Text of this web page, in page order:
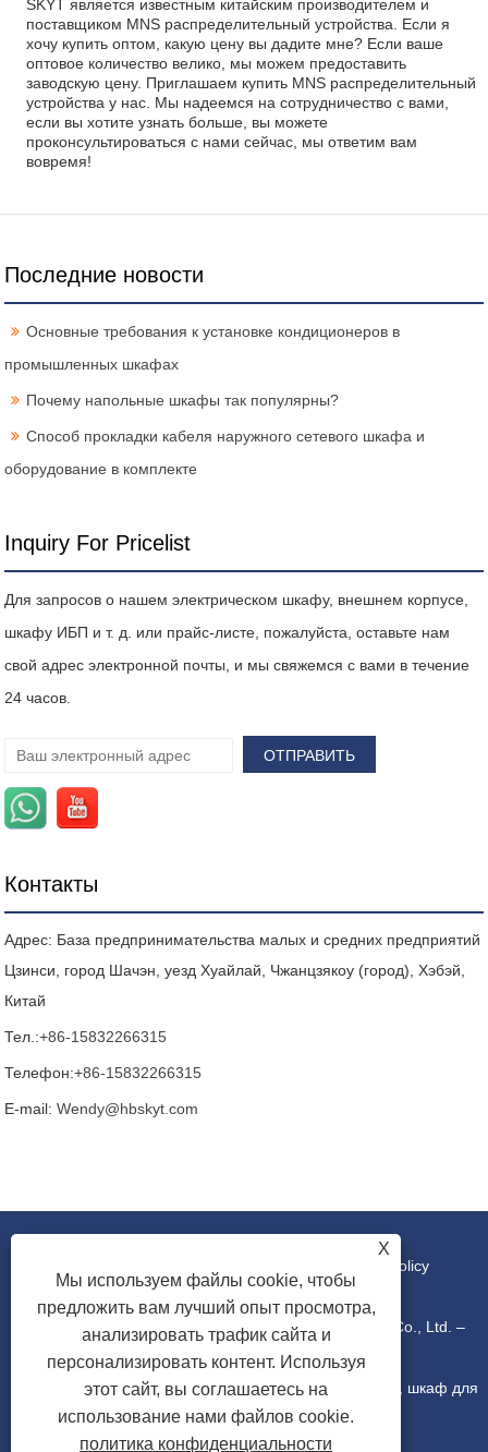
SKYT является известным китайским производителем и
поставщиком MNS распределительный устройства. Если я
хочу купить оптом, какую цену вы дадите мне? Если ваше
оптовое количество велико, мы можем предоставить
заводскую цену. Приглашаем купить MNS распределительный
устройства у нас. Мы надеемся на сотрудничество с вами,
если вы хотите узнать больше, вы можете
проконсультироваться с нами сейчас, мы ответим вам
вовремя!
Последние новости
Основные требования к установке кондиционеров в
промышленных шкафах
Почему напольные шкафы так популярны?
Способ прокладки кабеля наружного сетевого шкафа и
оборудование в комплекте
Inquiry For Pricelist
Для запросов о нашем электрическом шкафу, внешнем корпусе,
шкафу ИБП и т. д. или прайс-листе, пожалуйста, оставьте нам
свой адрес электронной почты, и мы свяжемся с вами в течение
24 часов.
Контакты
Адрес: База предпринимательства малых и средних предприятий
Цзинси, город Шачэн, уезд Хуайлай, Чжанцзякоу (город), Хэбэй,
Китай
Тел.:+86-15832266315
Телефон:+86-15832266315
E-mail:Wendy@hbskyt.com
Privacy Policy
Copyright © 2022 Hebei Shouke Yuantuo Technology Co., Ltd. –
Промышленная консоль, распределительная коробка, шкаф для
X
Мы используем файлы cookie, чтобы
предложить вам лучший опыт просмотра,
анализировать трафик сайта и
персонализировать контент. Используя
этот сайт, вы соглашаетесь на
использование нами файлов cookie.
политика конфиденциальности